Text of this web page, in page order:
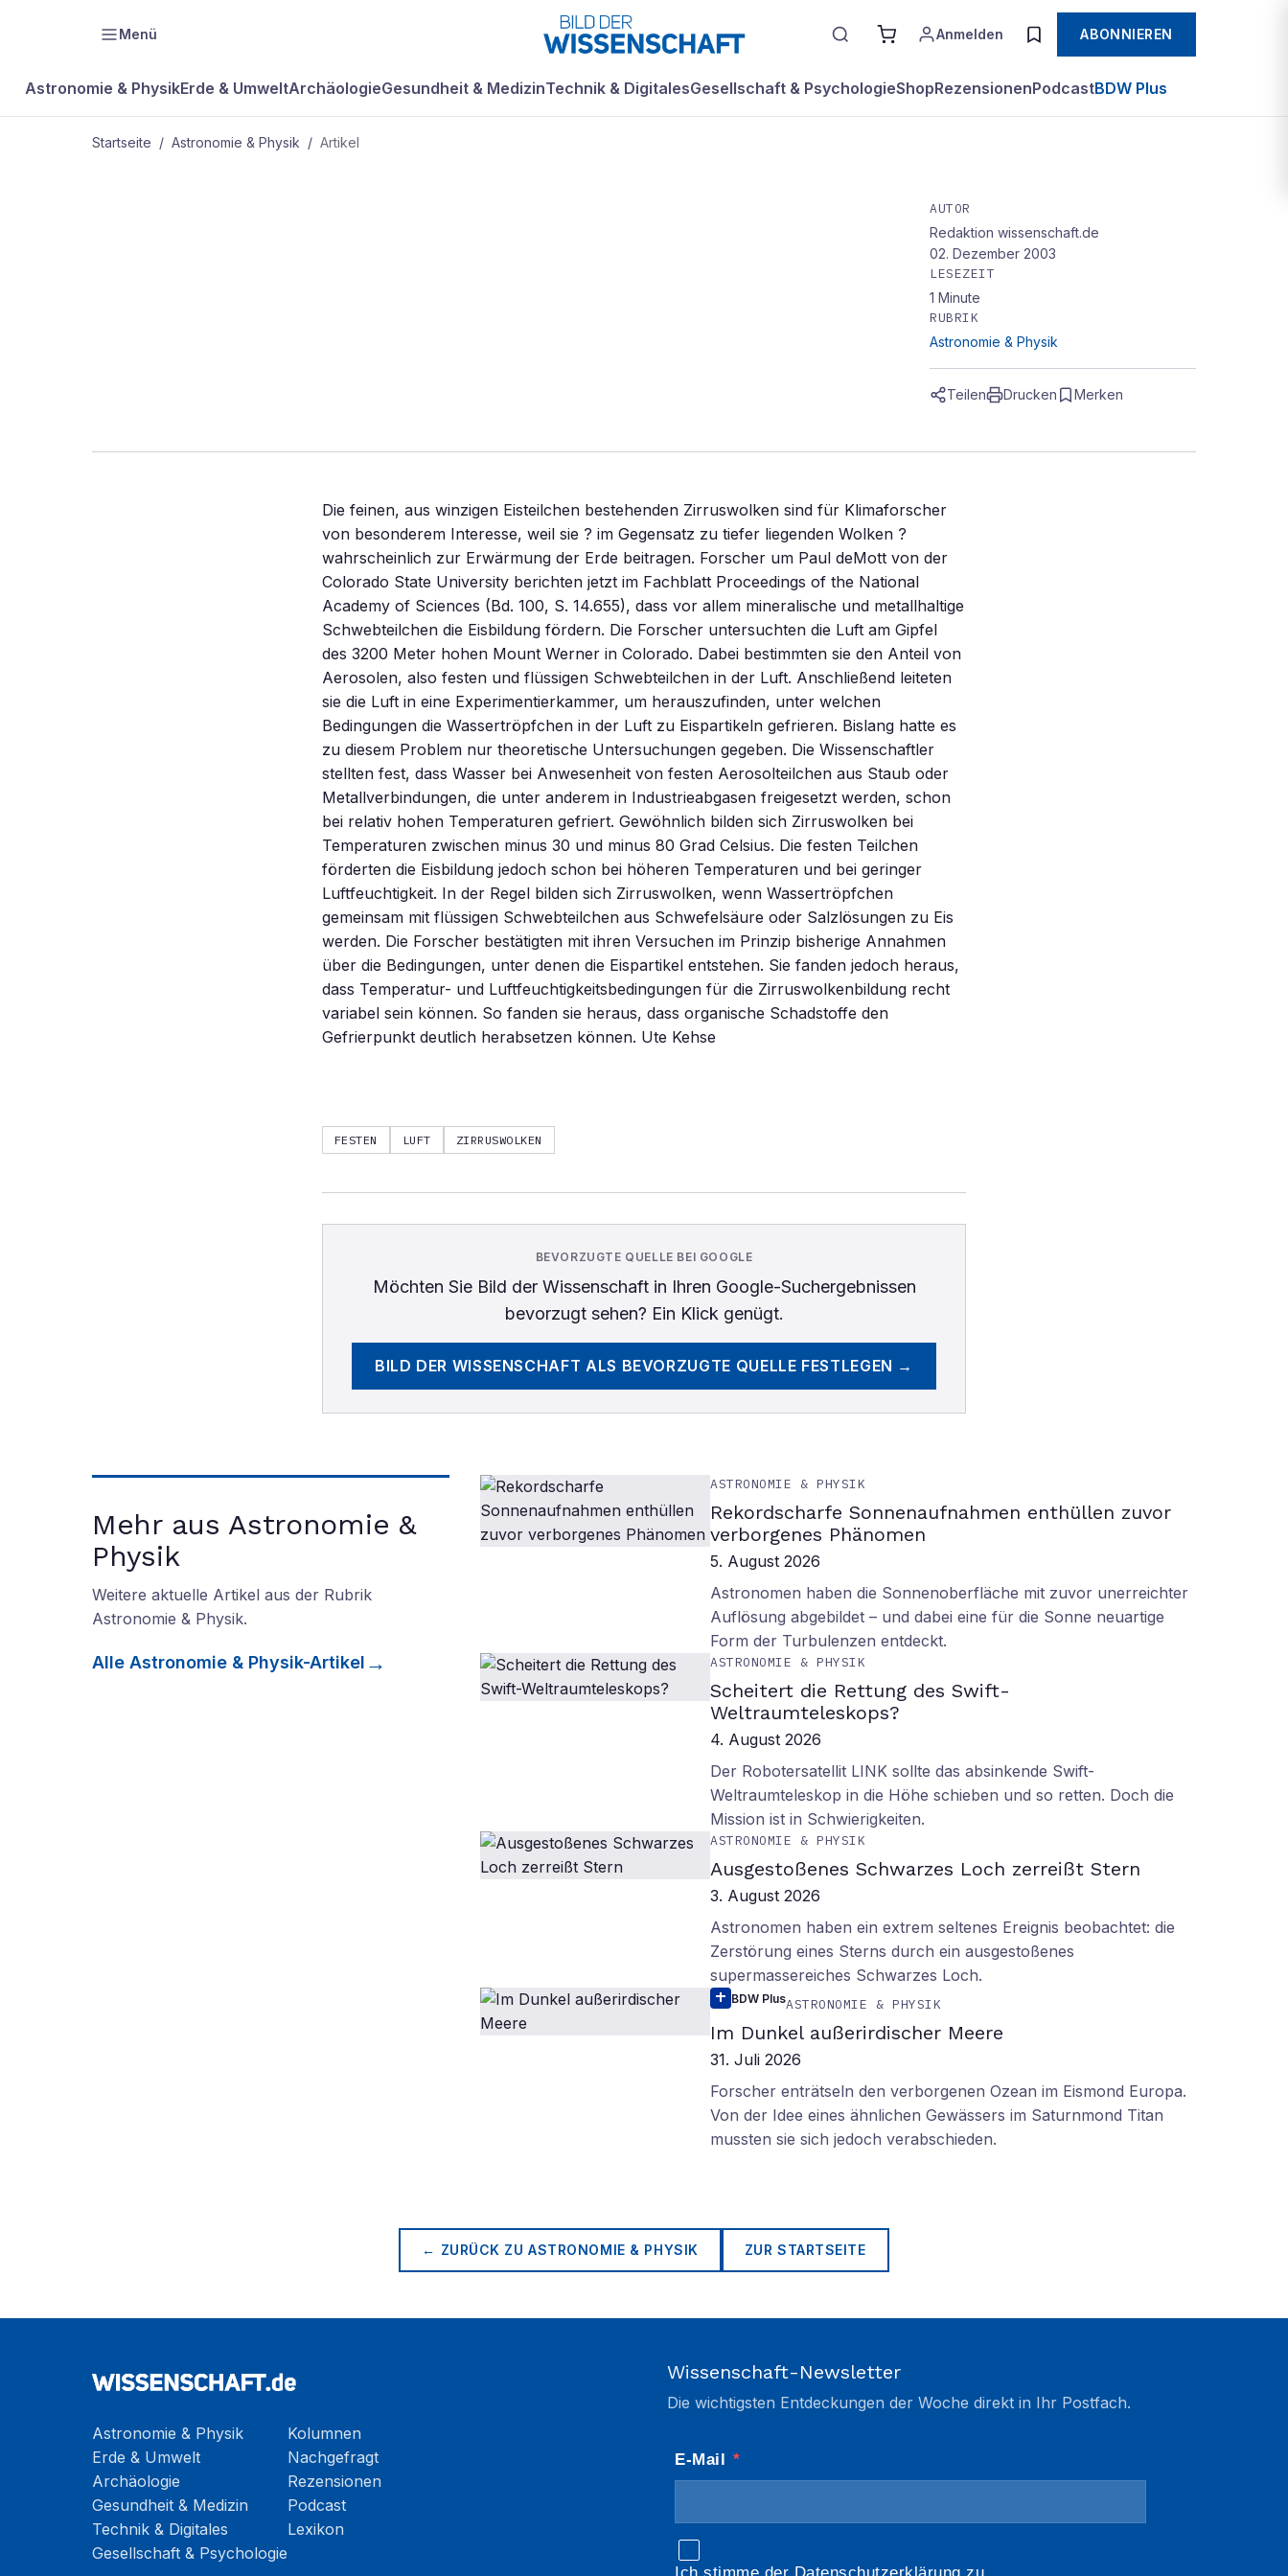
Menü Anmelden ABONNIEREN
Astronomie & PhysikErde & UmweltArchäologieGesundheit & MedizinTechnik & DigitalesGesellschaft & PsychologieShopRezensionenPodcastBDW Plus
Startseite / Astronomie & Physik / Artikel
AUTOR
Redaktion wissenschaft.de
02. Dezember 2003
LESEZEIT
1 Minute
RUBRIK
Astronomie & Physik
Teilen Drucken Merken
Die feinen, aus winzigen Eisteilchen bestehenden Zirruswolken sind für Klimaforscher
von besonderem Interesse, weil sie ? im Gegensatz zu tiefer liegenden Wolken ?
wahrscheinlich zur Erwärmung der Erde beitragen. Forscher um Paul deMott von der
Colorado State University berichten jetzt im Fachblatt Proceedings of the National
Academy of Sciences (Bd. 100, S. 14.655), dass vor allem mineralische und metallhaltige
Schwebteilchen die Eisbildung fördern. Die Forscher untersuchten die Luft am Gipfel
des 3200 Meter hohen Mount Werner in Colorado. Dabei bestimmten sie den Anteil von
Aerosolen, also festen und flüssigen Schwebteilchen in der Luft. Anschließend leiteten
sie die Luft in eine Experimentierkammer, um herauszufinden, unter welchen
Bedingungen die Wassertröpfchen in der Luft zu Eispartikeln gefrieren. Bislang hatte es
zu diesem Problem nur theoretische Untersuchungen gegeben. Die Wissenschaftler
stellten fest, dass Wasser bei Anwesenheit von festen Aerosolteilchen aus Staub oder
Metallverbindungen, die unter anderem in Industrieabgasen freigesetzt werden, schon
bei relativ hohen Temperaturen gefriert. Gewöhnlich bilden sich Zirruswolken bei
Temperaturen zwischen minus 30 und minus 80 Grad Celsius. Die festen Teilchen
förderten die Eisbildung jedoch schon bei höheren Temperaturen und bei geringer
Luftfeuchtigkeit. In der Regel bilden sich Zirruswolken, wenn Wassertröpfchen
gemeinsam mit flüssigen Schwebteilchen aus Schwefelsäure oder Salzlösungen zu Eis
werden. Die Forscher bestätigten mit ihren Versuchen im Prinzip bisherige Annahmen
über die Bedingungen, unter denen die Eispartikel entstehen. Sie fanden jedoch heraus,
dass Temperatur- und Luftfeuchtigkeitsbedingungen für die Zirruswolkenbildung recht
variabel sein können. So fanden sie heraus, dass organische Schadstoffe den
Gefrierpunkt deutlich herabsetzen können. Ute Kehse
FESTEN LUFT ZIRRUSWOLKEN
BEVORZUGTE QUELLE BEI GOOGLE
Möchten Sie Bild der Wissenschaftin Ihren Google-Suchergebnissen
bevorzugt sehen? Ein Klick genügt.
BILD DER WISSENSCHAFT ALS BEVORZUGTE QUELLE FESTLEGEN →
Mehr aus Astronomie &
Physik
Weitere aktuelle Artikel aus der Rubrik
Astronomie & Physik.
Alle Astronomie & Physik-Artikel
ASTRONOMIE & PHYSIK
Rekordscharfe Sonnenaufnahmen enthüllen zuvor
verborgenes Phänomen
5. August 2026
Astronomen haben die Sonnenoberfläche mit zuvor unerreichter
Auflösung abgebildet – und dabei eine für die Sonne neuartige
Form der Turbulenzen entdeckt.
ASTRONOMIE & PHYSIK
Scheitert die Rettung des Swift-
Weltraumteleskops?
4. August 2026
Der Robotersatellit LINK sollte das absinkende Swift-
Weltraumteleskop in die Höhe schieben und so retten. Doch die
Mission ist in Schwierigkeiten.
ASTRONOMIE & PHYSIK
Ausgestoßenes Schwarzes Loch zerreißt Stern
3. August 2026
Astronomen haben ein extrem seltenes Ereignis beobachtet: die
Zerstörung eines Sterns durch ein ausgestoßenes
supermassereiches Schwarzes Loch.
BDW PlusASTRONOMIE & PHYSIK
Im Dunkel außerirdischer Meere
31. Juli 2026
Forscher enträtseln den verborgenen Ozean im Eismond Europa.
Von der Idee eines ähnlichen Gewässers im Saturnmond Titan
mussten sie sich jedoch verabschieden.
← ZURÜCK ZUASTRONOMIE & PHYSIK ZUR STARTSEITE
Astronomie & Physik
Erde & Umwelt
Archäologie
Gesundheit & Medizin
Technik & Digitales
Gesellschaft & Psychologie
Kolumnen
Nachgefragt
Rezensionen
Podcast
Lexikon
Wissenschaft-Newsletter
Die wichtigsten Entdeckungen der Woche direkt in Ihr Postfach.